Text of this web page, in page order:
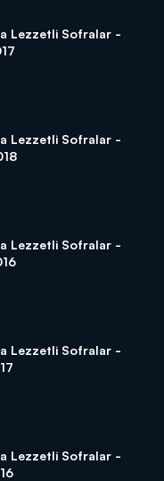
Lezzetli Sofralar -
Lezzetli Sofralar -
Lezzetli Sofralar -
Lezzetli Sofralar -
Lezzetli Sofralar -